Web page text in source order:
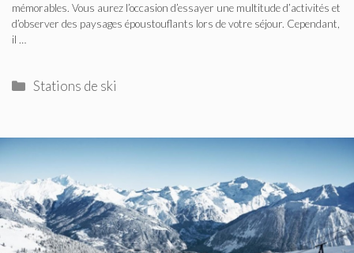
mémorables. Vous aurez l’occasion d’essayer une multitude d’activités et
d’observer des paysages époustouflants lors de votre séjour. Cependant,
il …
Catégories
Stations de ski